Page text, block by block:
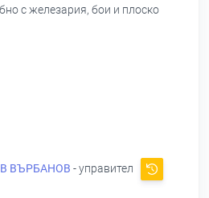
с железария, бои и плоско
ВЪРБАНОВ - управител